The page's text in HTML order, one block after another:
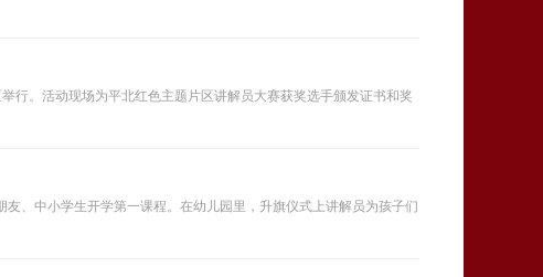
行。活动现场为平北红色主题片区讲解员大赛获奖选手颁发证书和奖
、中小学生开学第一课程。在幼儿园里，升旗仪式上讲解员为孩子们